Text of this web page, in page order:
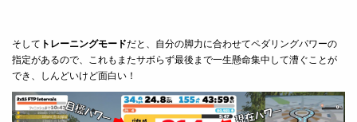
そして トレーニングモードだと、自分の脚力に合わせてペダリングパワーの
指定があるので、これもまたサボらず最後まで一生懸命集中して漕ぐことが
でき、しんどいけど面白い！